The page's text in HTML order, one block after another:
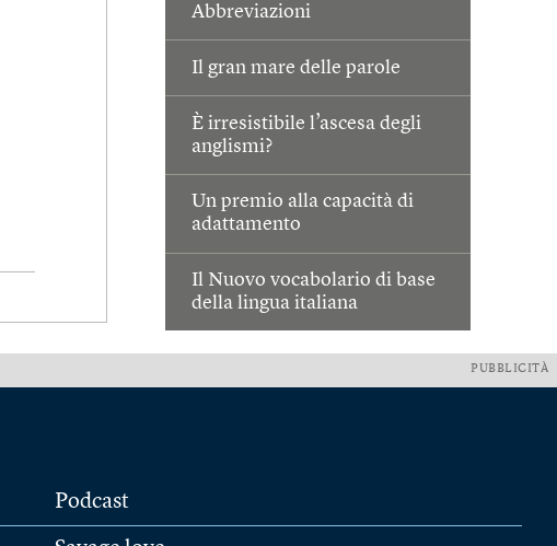
Abbreviazioni
Il gran mare delle parole
È irresistibile l’ascesa degli
anglismi?
Un premio alla capacità di
adattamento
Il Nuovo vocabolario di base
della lingua italiana
PUBBLICITÀ
Podcast